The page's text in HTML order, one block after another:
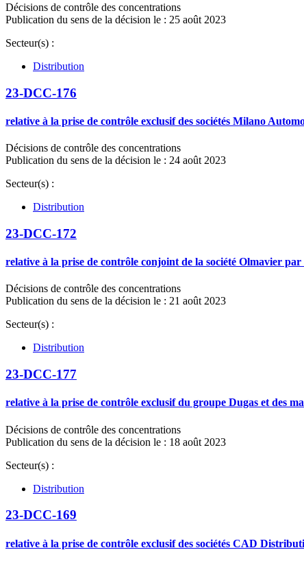
Décisions de contrôle des concentrations
Publication du sens de la décision le : 25 août 2023
Secteur(s) :
Distribution
23-DCC-176
relative à la prise de contrôle exclusif des sociétés Milano
Décisions de contrôle des concentrations
Publication du sens de la décision le : 24 août 2023
Secteur(s) :
Distribution
23-DCC-172
relative à la prise de contrôle conjoint de la société Olmavier
Décisions de contrôle des concentrations
Publication du sens de la décision le : 21 août 2023
Secteur(s) :
Distribution
23-DCC-177
relative à la prise de contrôle exclusif du groupe Dugas et des
Décisions de contrôle des concentrations
Publication du sens de la décision le : 18 août 2023
Secteur(s) :
Distribution
23-DCC-169
relative à la prise de contrôle exclusif des sociétés CAD